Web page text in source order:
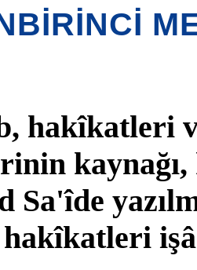
hakîkatleri
kaynağı,
Sa'îde